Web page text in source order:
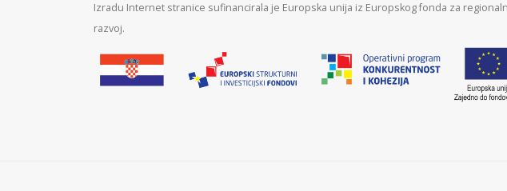
Izradu Internet stranice sufinancirala je Europska unija iz Europskog fonda za
razvoj.